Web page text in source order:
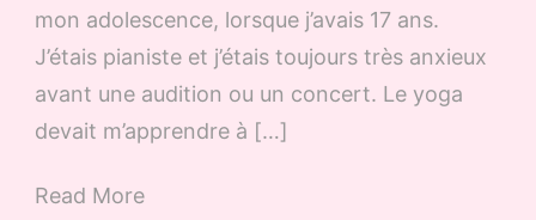
mon adolescence, lorsque j’avais 17 ans.
J’étais pianiste et j’étais toujours très anxieux
avant une audition ou un concert. Le yoga
devait m’apprendre à […]
Read More